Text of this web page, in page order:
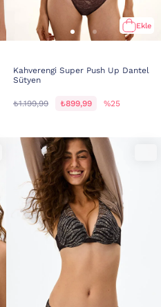
Ekle
Kahverengi Super Push Up Dantel
Sütyen
₺1.199,99 ₺899,99 %25